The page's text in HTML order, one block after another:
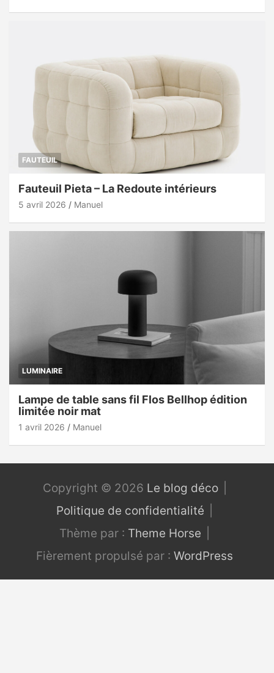
FAUTEUIL
Fauteuil Pieta – La Redoute intérieurs
5 avril 2026 Manuel
LUMINAIRE
Lampe de table sans fil Flos Bellhop édition
limitée noir mat
1 avril 2026 Manuel
Copyright © 2026 Le blog déco
Politique de confidentialité
Thème par : Theme Horse
Fièrement propulsé par : WordPress